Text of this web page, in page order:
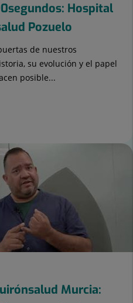
Hospital
Pozuelo
de nuestros
su evolución y el papel
posible...
Murcia: